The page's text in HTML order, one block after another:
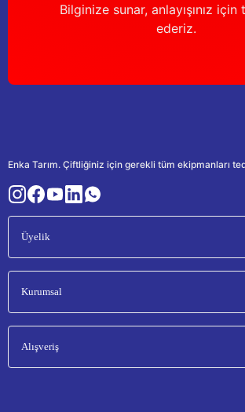
Bilginize sunar, anlayışınız için
ederiz.
Enka Tarım. Çiftliğiniz için gerekli tüm ekipmanları
Üyelik
Kurumsal
Alışveriş